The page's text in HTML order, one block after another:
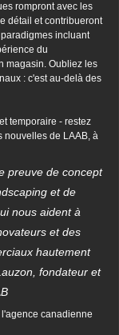
rompront avec les
détail et contribueront
incluant
du
magasin. Oubliez les
: c'est au-delà des
temporaire - restez
nouvelles de LAAB, à
preuve de concept
et de
nous aident à
et des
hautement
fondateur et
canadienne